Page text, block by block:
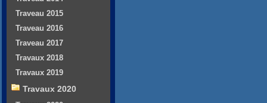
Traveau 2015
Traveau 2016
Traveau 2017
Travaux 2018
Travaux 2019
Travaux 2020